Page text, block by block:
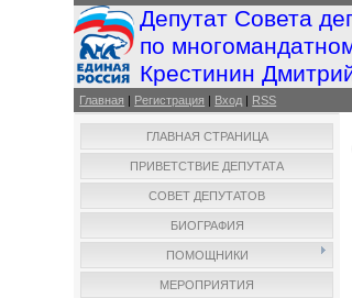
Депутат Совета
по
Крестинин
Главная | Регистрация | Вход | RSS
ГЛАВНАЯ СТРАНИЦА
ПРИВЕТСТВИЕ ДЕПУТАТА
СОВЕТ ДЕПУТАТОВ
БИОГРАФИЯ
ПОМОЩНИКИ
МЕРОПРИЯТИЯ